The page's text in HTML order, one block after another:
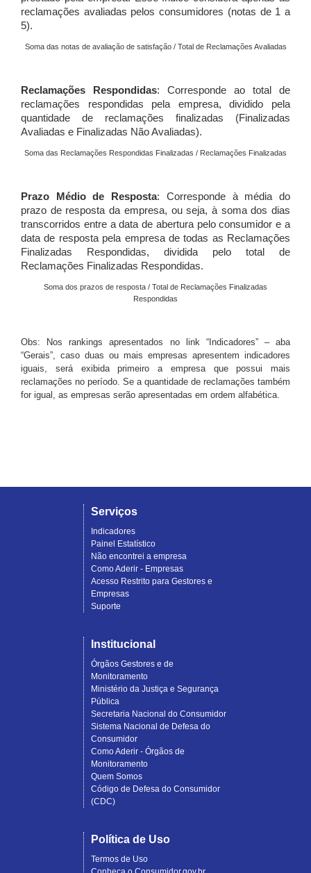
reclamações avaliadas pelos consumidores (notas de 1 a
5).
Soma das notas de avaliação de satisfação / Total de Reclamações Avaliadas
Reclamações Respondidas: Corresponde ao total de
reclamações respondidas pela empresa, dividido pela
quantidade de reclamações finalizadas (Finalizadas
Avaliadas e Finalizadas Não Avaliadas).
Soma das Reclamações Respondidas Finalizadas / Reclamações Finalizadas
Prazo Médio de Resposta: Corresponde à média do
prazo de resposta da empresa, ou seja, à soma dos dias
transcorridos entre a data de abertura pelo consumidor e a
data de resposta pela empresa de todas as Reclamações
Finalizadas Respondidas, dividida pelo total de
Reclamações Finalizadas Respondidas.
Soma dos prazos de resposta / Total de Reclamações Finalizadas
Respondidas
Obs: Nos rankings apresentados no link “Indicadores” – aba
“Gerais”, caso duas ou mais empresas apresentem indicadores
iguais, será exibida primeiro a empresa que possui mais
reclamações no período. Se a quantidade de reclamações também
for igual, as empresas serão apresentadas em ordem alfabética.
Serviços
Indicadores
Painel Estatístico
Não encontrei a empresa
Como Aderir - Empresas
Acesso Restrito para Gestores e
Empresas
Suporte
Institucional
Órgãos Gestores e de
Monitoramento
Ministério da Justiça e Segurança
Pública
Secretaria Nacional do Consumidor
Sistema Nacional de Defesa do
Consumidor
Como Aderir - Órgãos de
Monitoramento
Quem Somos
Código de Defesa do Consumidor
(CDC)
Política de Uso
Termos de Uso